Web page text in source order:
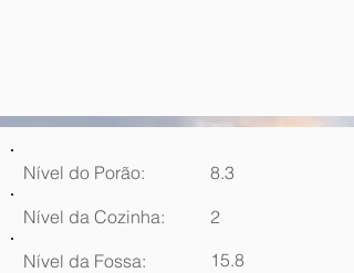
Nível do Porão:
8.3
Nível da Cozinha:
2
Nível da Fossa:
15.8